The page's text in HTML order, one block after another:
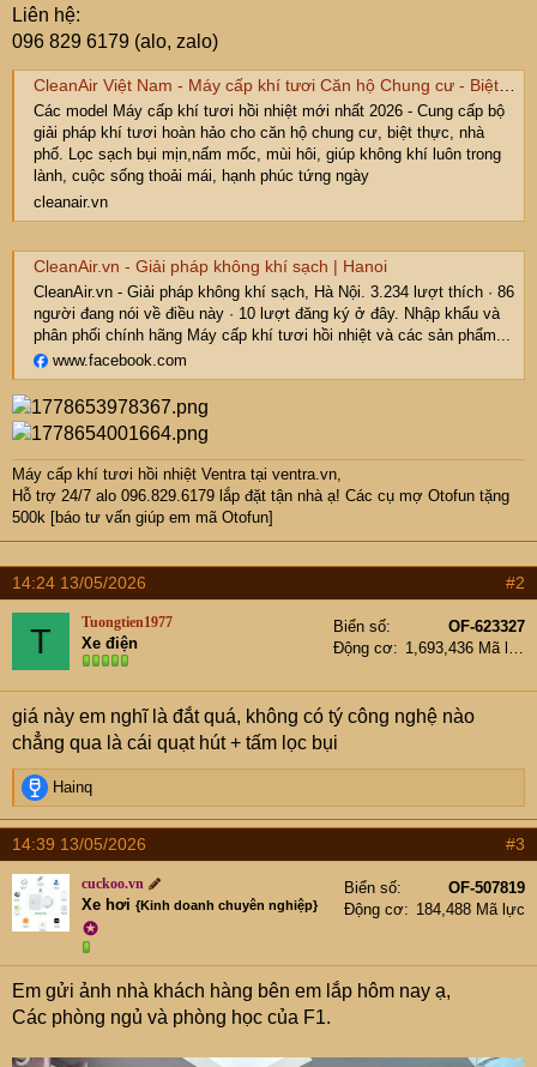
Liên hệ:
096 829 6179 (alo, zalo)
CleanAir Việt Nam - Máy cấp khí tươi Căn hộ Chung cư - Biệt thự - Nhà phố
Các model Máy cấp khí tươi hồi nhiệt mới nhất 2026 - Cung cấp bộ
giải pháp khí tươi hoàn hảo cho căn hộ chung cư, biệt thực, nhà
phố. Lọc sạch bụi mịn,nấm mốc, mùi hôi, giúp không khí luôn trong
lành, cuộc sống thoải mái, hạnh phúc tứng ngày
cleanair.vn
CleanAir.vn - Giải pháp không khí sạch | Hanoi
CleanAir.vn - Giải pháp không khí sạch, Hà Nội. 3.234 lượt thích · 86
người đang nói về điều này · 10 lượt đăng ký ở đây. Nhập khẩu và
phân phối chính hãng Máy cấp khí tươi hồi nhiệt và các sản phẩm...
www.facebook.com
Máy cấp khí tươi hồi nhiệt Ventratại ventra.vn,
Hỗ trợ 24/7 alo 096.829.6179 lắp đặt tận nhà ạ! Các cụ mợ Otofun tặng
500k [báo tư vấn giúp em mã Otofun]
14:24 13/05/2026 #2
T Tuongtien1977
Xe điện
Biển số
OF-623327
Động cơ
1,693,436 Mã lực
giá này em nghĩ là đắt quá, không có tý công nghệ nào
chẳng qua là cái quạt hút + tấm lọc bụi
R
e
a
c
t
i
o
n
Hainq
14:39 13/05/2026 #3
cuckoo.vn
Xe hơi {Kinh doanh chuyên nghiệp}
✪
Biển số
OF-507819
Động cơ
184,488 Mã lực
Em gửi ảnh nhà khách hàng bên em lắp hôm nay ạ,
Các phòng ngủ và phòng học của F1.